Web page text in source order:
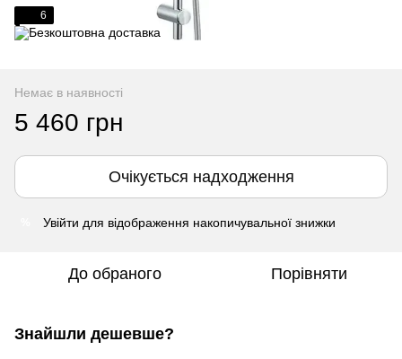
6
Немає в наявності
5 460 грн
Очікується надходження
Увійти для відображення накопичувальної знижки
До обраного Порівняти
Знайшли дешевше?